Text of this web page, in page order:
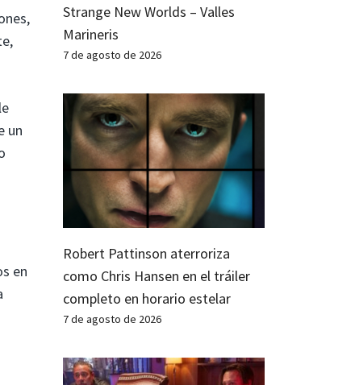
un
en
Strange New Worlds – Valles
Marineris
7 de agosto de 2026
Robert Pattinson aterroriza
como Chris Hansen en el tráiler
completo en horario estelar
7 de agosto de 2026